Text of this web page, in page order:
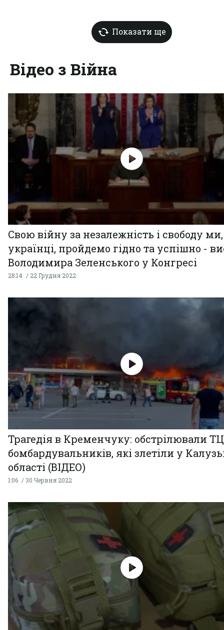
Показати ще
Відео з Війна
Свою війну за незалежність і свободу ми,
українці, пройдемо гідно та успішно -
Володимира Зеленського у Конгресі
28:14 22 Грудня 2022
Трагедія в Кременчуку: обстрілювали
бомбардувальників, які злетіли у
області (ВІДЕО)
1:06 30 Червня 2022